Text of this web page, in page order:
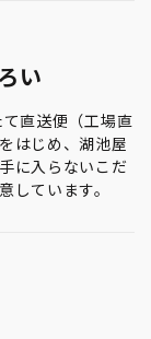
い
直送便（工場直
はじめ、湖池屋
に入らないこだ
しています。